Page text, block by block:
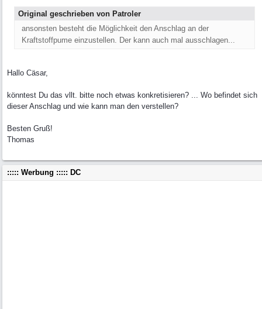
Original geschrieben von Patroler
ansonsten besteht die Möglichkeit den Anschlag an der
Kraftstoffpume einzustellen. Der kann auch mal ausschlagen...
Hallo Cäsar,
könntest Du das vllt. bitte noch etwas konkretisieren? ... Wo befindet sich
dieser Anschlag und wie kann man den verstellen?
Besten Gruß!
Thomas
::::: Werbung ::::: DC